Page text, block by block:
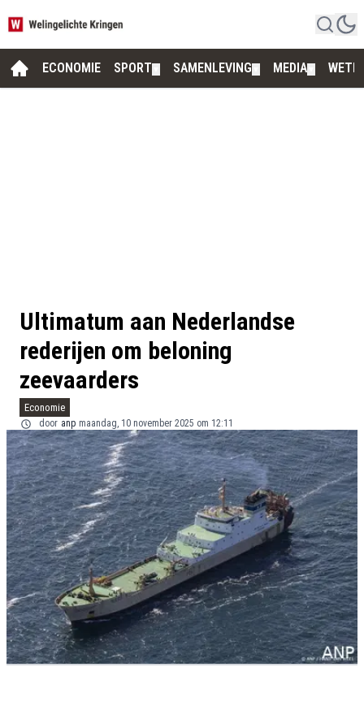
ECONOMIE SPORT SAMENLEVING MEDIA
Ultimatum aan Nederlandse
rederijen om beloning
zeevaarders
Economie
door anp maandag, 10 november 2025 om 12:11